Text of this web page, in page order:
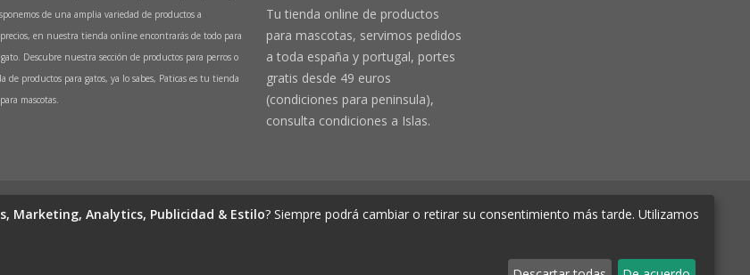
de una amplia variedad de productos a
en nuestra tienda online encontrarás de todo para
Descubre nuestra sección de productos para perros o
de productos para gatos, ya lo sabes, Paticas es tu tienda
mascotas.
Tu tienda online de productos
para mascotas, servimos pedidos
a toda españa y portugal, portes
gratis desde 49 euros
(condiciones para peninsula),
consulta condiciones a Islas.
para mascotas
Marketing, Analytics, Publicidad & Estilo? Siempre podrá cambiar o retirar su consentimiento más tarde. Utilizamos